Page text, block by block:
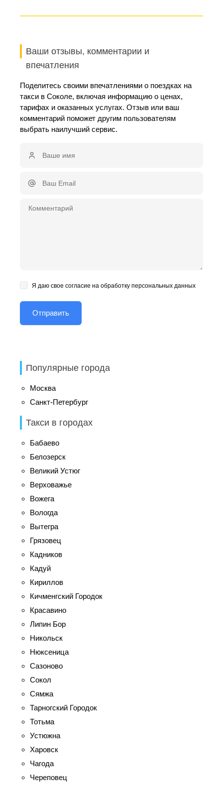
Ваши отзывы, комментарии и
впечатления
Поделитесь своими впечатлениями о поездках на
такси в Соколе, включая информацию о ценах,
тарифах и оказанных услугах. Отзыв или ваш
комментарий поможет другим пользователям
выбрать наилучший сервис.
Я даю свое согласие на обработку персональных данных
Популярные города
Москва
Санкт-Петербург
Такси в городах
Бабаево
Белозерск
Великий Устюг
Верховажье
Вожега
Вологда
Вытегра
Грязовец
Кадников
Кадуй
Кириллов
Кичменгский Городок
Красавино
Липин Бор
Никольск
Нюксеница
Сазоново
Сокол
Сямжа
Тарногский Городок
Тотьма
Устюжна
Харовск
Чагода
Череповец